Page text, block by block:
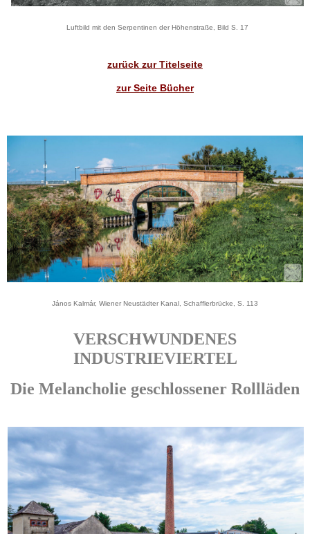
Luftbild mit den Serpentinen der Höhenstraße, Bild S. 17
zurück zur Titelseite
zur Seite Bücher
János Kalmár, Wiener Neustädter Kanal, Schafflerbrücke, S. 113
VERSCHWUNDENES
INDUSTRIEVIERTEL
Die Melancholie geschlossener Rollläden